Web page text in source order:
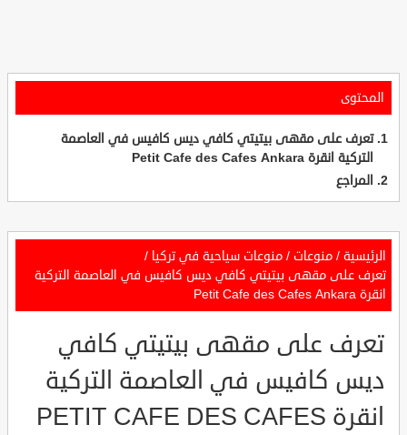
المحتوى
تعرف على مقهى بيتيتي كافي ديس كافيس في العاصمة
التركية انقرة Petit Cafe des Cafes Ankara
المراجع
الرئيسية / منوعات / منوعات سياحية في تركيا /
تعرف على مقهى بيتيتي كافي ديس كافيس في العاصمة التركية
انقرة Petit Cafe des Cafes Ankara
تعرف على مقهى بيتيتي كافي
ديس كافيس في العاصمة التركية
انقرة PETIT CAFE DES CAFES